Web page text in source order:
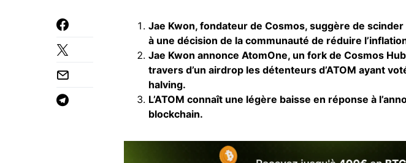
Jae Kwon, fondateur de Cosmos, suggère de
à une décision de la communauté de réduire l’inflation
Jae Kwon annonce AtomOne, un fork de Cosmos
travers d’un airdrop les détenteurs d’ATOM ayant
halving.
L’ATOM connaît une légère baisse en réponse à
blockchain.